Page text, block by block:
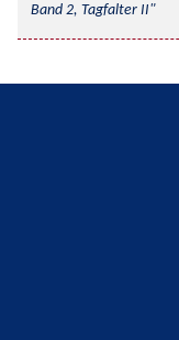
Band 2, Tagfalter II